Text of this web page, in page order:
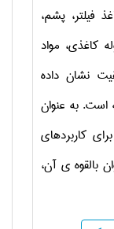
فیلتر، پشم،
مواد
نشان داده
است. به عنوان
کاربردهای
بالقوه ی آن،